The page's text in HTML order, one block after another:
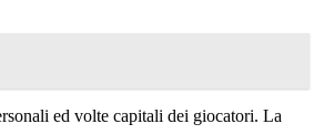
ed volte capitali dei giocatori. La